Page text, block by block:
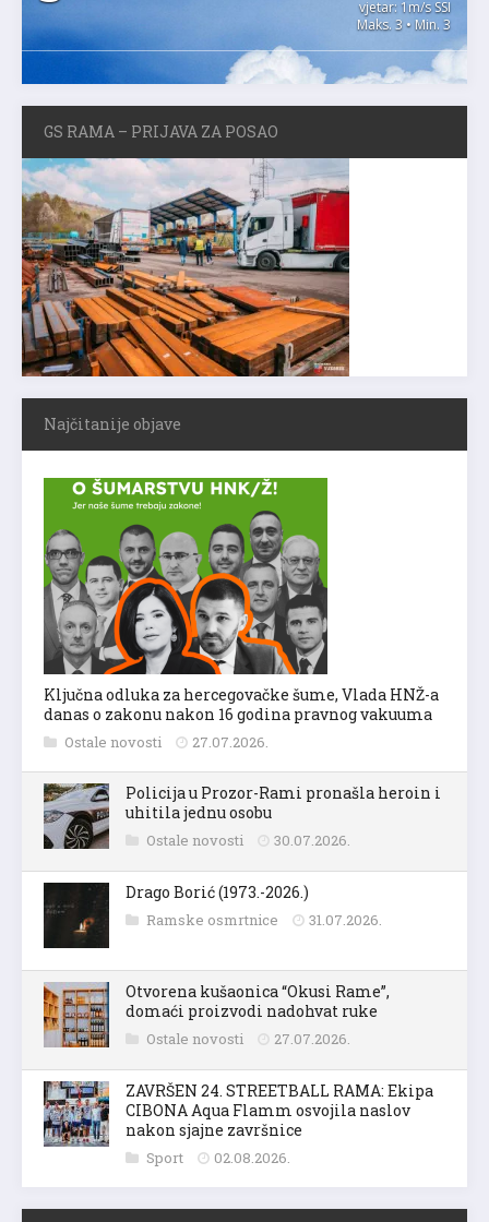
vjetar: 1m/s SSI
Maks. 3 • Min. 3
GS RAMA – PRIJAVA ZA POSAO
Najčitanije objave
Ključna odluka za hercegovačke šume, Vlada HNŽ-a
danas o zakonu nakon 16 godina pravnog vakuuma
Ostale novosti 27.07.2026.
Policija u Prozor-Rami pronašla heroin i
uhitila jednu osobu
Ostale novosti 30.07.2026.
Drago Borić (1973.-2026.)
Ramske osmrtnice 31.07.2026.
Otvorena kušaonica “Okusi Rame”,
domaći proizvodi nadohvat ruke
Ostale novosti 27.07.2026.
ZAVRŠEN 24. STREETBALL RAMA: Ekipa
CIBONA Aqua Flamm osvojila naslov
nakon sjajne završnice
Sport 02.08.2026.